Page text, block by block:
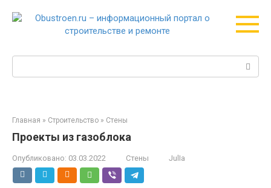
Поиск:
Главная » Строительство » Стены
Проекты из газоблока
Опубликовано: 03.03.2022 Стены JulIa